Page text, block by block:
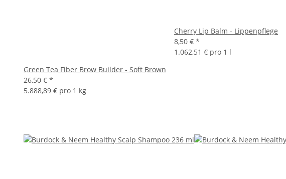
Green Tea Fiber Brow Builder - Soft Brown
26,50 € *
5.888,89 € pro 1 kg
Cherry Lip Balm - Lippenpflege
8,50 € *
1.062,51 € pro 1 l